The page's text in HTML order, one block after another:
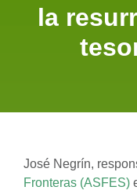
la
José Negrín,
Fronteras (ASFES)